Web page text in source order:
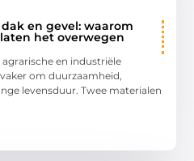
en gevel: waarom
het overwegen
en industriële
om duurzaamheid,
levensduur. Twee materialen